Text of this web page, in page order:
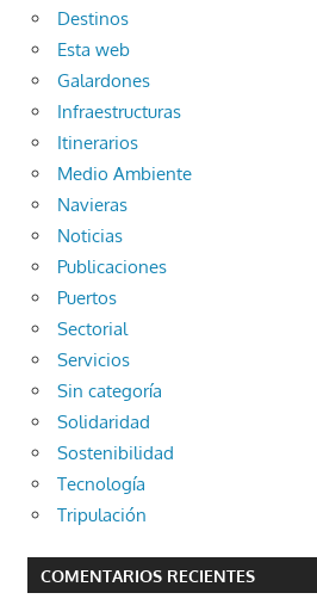
Destinos
Esta web
Galardones
Infraestructuras
Itinerarios
Medio Ambiente
Navieras
Noticias
Publicaciones
Puertos
Sectorial
Servicios
Sin categoría
Solidaridad
Sostenibilidad
Tecnología
Tripulación
COMENTARIOS RECIENTES